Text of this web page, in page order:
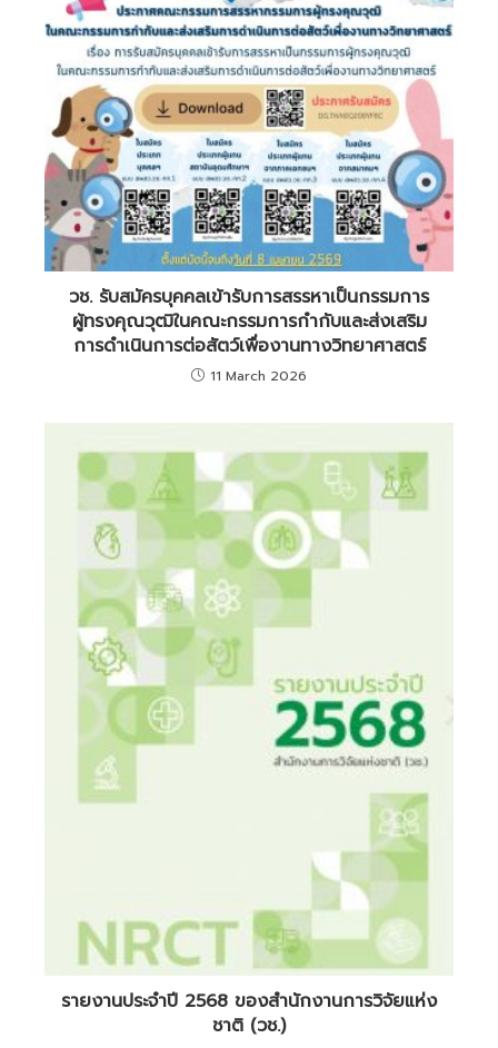
วช. รับสมัครบุคคลเข้ารับการสรรหาเป็นกรรมการ
ผู้ทรงคุณวุฒิในคณะกรรมการกำกับและส่งเสริม
การดำเนินการต่อสัตว์เพื่องานทางวิทยาศาสตร์
11 March 2026
รายงานประจำปี 2568 ของสำนักงานการวิจัยแห่ง
ชาติ (วช.)